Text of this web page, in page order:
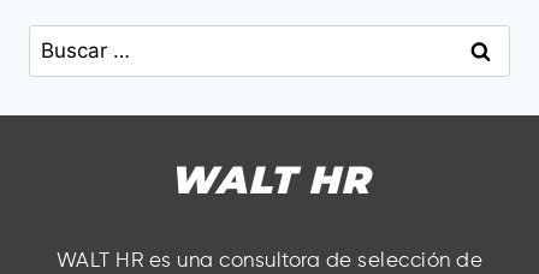
Buscar:
WALT HR
WALT HR es una consultora de selección de